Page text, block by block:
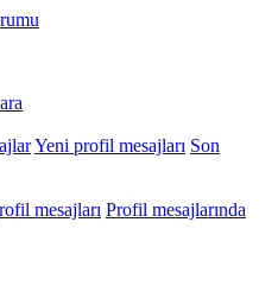
Yeni profil mesajları Son
mesajları Profil mesajlarında